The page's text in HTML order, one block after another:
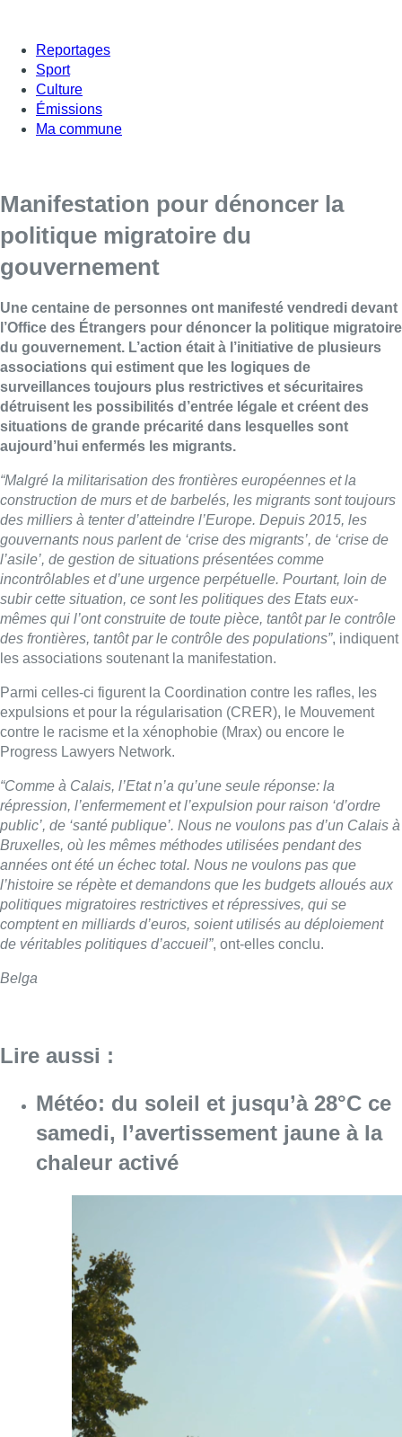
Reportages
Sport
Culture
Émissions
Ma commune
Manifestation pour dénoncer la
politique migratoire du
gouvernement
Une centaine de personnes ont manifesté vendredi devant
l’Office des Étrangers pour dénoncer la politique migratoire
du gouvernement. L’action était à l’initiative de plusieurs
associations qui estiment que les logiques de
surveillances toujours plus restrictives et sécuritaires
détruisent les possibilités d’entrée légale et créent des
situations de grande précarité dans lesquelles sont
aujourd’hui enfermés les migrants.
“Malgré la militarisation des frontières européennes et la
construction de murs et de barbelés, les migrants sont toujours
des milliers à tenter d’atteindre l’Europe. Depuis 2015, les
gouvernants nous parlent de ‘crise des migrants’, de ‘crise de
l’asile’, de gestion de situations présentées comme
incontrôlables et d’une urgence perpétuelle. Pourtant, loin de
subir cette situation, ce sont les politiques des Etats eux-
mêmes qui l’ont construite de toute pièce, tantôt par le contrôle
des frontières, tantôt par le contrôle des populations”, indiquent
les associations soutenant la manifestation.
Parmi celles-ci figurent la Coordination contre les rafles, les
expulsions et pour la régularisation (CRER), le Mouvement
contre le racisme et la xénophobie (Mrax) ou encore le
Progress Lawyers Network.
“Comme à Calais, l’Etat n’a qu’une seule réponse: la
répression, l’enfermement et l’expulsion pour raison ‘d’ordre
public’, de ‘santé publique’. Nous ne voulons pas d’un Calais à
Bruxelles, où les mêmes méthodes utilisées pendant des
années ont été un échec total. Nous ne voulons pas que
l’histoire se répète et demandons que les budgets alloués aux
politiques migratoires restrictives et répressives, qui se
comptent en milliards d’euros, soient utilisés au déploiement
de véritables politiques d’accueil”, ont-elles conclu.
Belga
Lire aussi :
Météo: du soleil et jusqu’à 28°C ce
samedi, l’avertissement jaune à la
chaleur activé